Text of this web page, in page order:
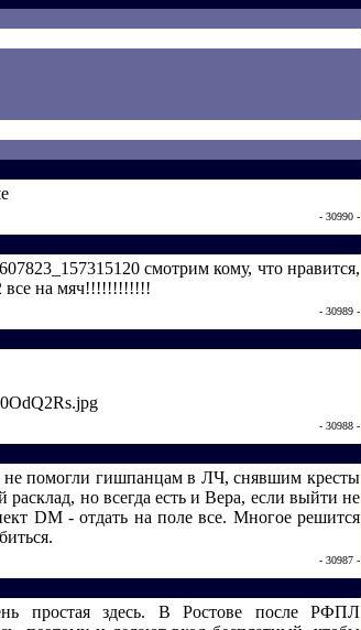
- 30990 -
смотрим кому, что нравится,
все на мяч!!!!!!!!!!!!
- 30989 -
- 30988 -
не помогли гишпанцам в ЛЧ, снявшим кресты
но всегда есть и Вера, если выйти не
DM - отдать на поле все. Многое решится
- 30987 -
простая здесь. В Ростове после РФПЛ